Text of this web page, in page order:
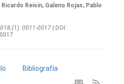
Reisin, Galeno Rojas, Pablo
0011-0017 | DOI:
Bibliografía